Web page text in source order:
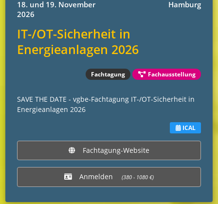
18. und 19. November
2026
Hamburg
IT-/OT-Sicherheit in
Energieanlagen 2026
Fachtagung Fachausstellung
SAVE THE DATE - vgbe-Fachtagung IT-/OT-Sicherheit in
Energieanlagen 2026
ICAL
Fachtagung-Website
Anmelden (380 - 1080 €)